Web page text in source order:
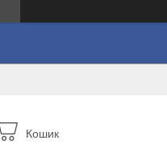
Кошик